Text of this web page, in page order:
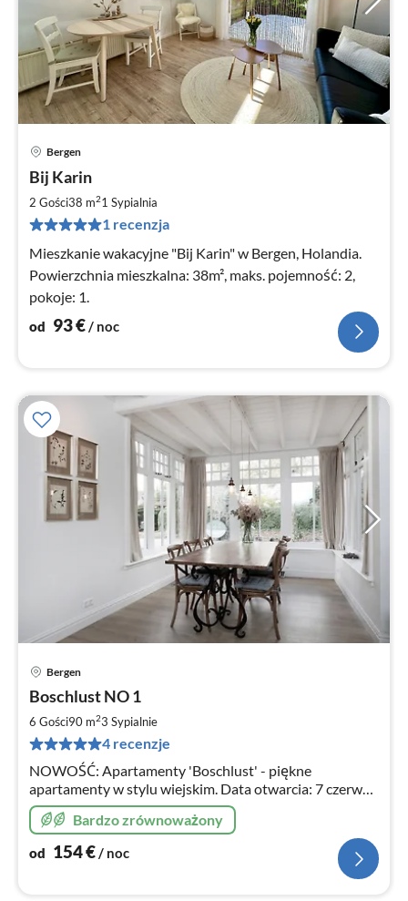
Bergen
Bij Karin
2 Gości38 m21 Sypialnia
1 recenzja
Mieszkanie wakacyjne "Bij Karin" w Bergen, Holandia.
Powierzchnia mieszkalna: 38m², maks. pojemność: 2,
pokoje: 1.
od 93€/ noc
Bergen
Boschlust NO 1
6 Gości90 m23 Sypialnie
4 recenzje
NOWOŚĆ: Apartamenty 'Boschlust' - piękne
apartamenty w stylu wiejskim. Data otwarcia: 7 czerwca
2019 r. Rezerwacja możliwa.
Bardzo zrównoważony
od 154€/ noc